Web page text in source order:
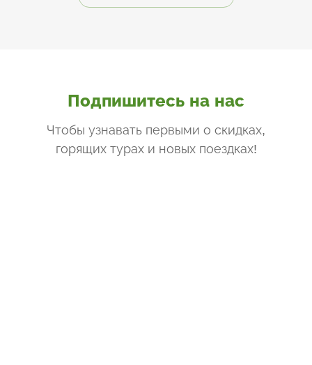
Подпишитесь на нас
Чтобы узнавать первыми о скидках,
горящих турах и новых поездках!